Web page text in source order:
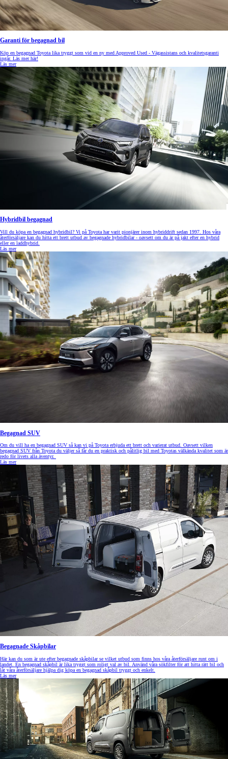
Garanti för begagnad bil
Köp en begagnad Toyota lika tryggt som vid en ny med Approved Used - Vägassistans och kvalitetsgaranti
ingår. Läs mer här!
Läs mer
Hybridbil begagnad
Vill du köpa en begagnad hybridbil? Vi på Toyota har varit pionjärer inom hybriddrift sedan 1997. Hos våra
återförsäljare kan du hitta ett brett utbud av begagnade hybridbilar - oavsett om du är på jakt efter en hybrid
eller en laddhybrid.
Läs mer
Begagnad SUV
Om du vill ha en begagnad SUV så kan vi på Toyota erbjuda ett brett och varierat utbud. Oavsett vilken
begagnad SUV från Toyota du väljer så får du en praktisk och pålitlig bil med Toyotas välkända kvalitet som är
redo för livets alla äventyr.
Läs mer
Begagnade Skåpbilar
Här kan du som är ute efter begagnade skåpbilar se vilket utbud som finns hos våra återförsäljare runt om i
landet. En begagnad skåpbil är lika tryggt som roligt val av bil. Använd våra sökfilter för att hitta rätt bil och
låt våra återförsäljare hjälpa dig köpa en begagnad skåpbil tryggt och enkelt.
Läs mer